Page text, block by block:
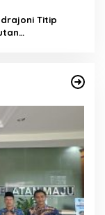
Titip